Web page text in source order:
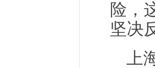
险，
坚决